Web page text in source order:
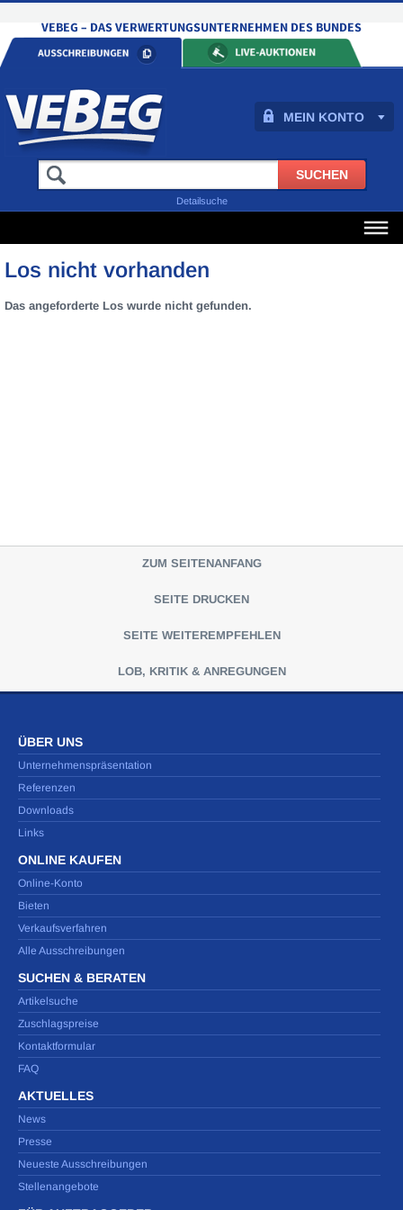
MEIN KONTO
Detailsuche
Los nicht vorhanden
Das angeforderte Los wurde nicht gefunden.
ZUM SEITENANFANG
SEITE DRUCKEN
SEITE WEITEREMPFEHLEN
LOB, KRITIK & ANREGUNGEN
ÜBER UNS
Unternehmenspräsentation
Referenzen
Downloads
Links
ONLINE KAUFEN
Online-Konto
Bieten
Verkaufsverfahren
Alle Ausschreibungen
SUCHEN & BERATEN
Artikelsuche
Zuschlagspreise
Kontaktformular
FAQ
AKTUELLES
News
Presse
Neueste Ausschreibungen
Stellenangebote